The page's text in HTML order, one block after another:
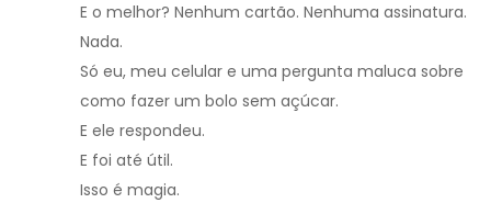
E o melhor? Nenhum cartão. Nenhuma assinatura.
Nada.
Só eu, meu celular e uma pergunta maluca sobre
como fazer um bolo sem açúcar.
E ele respondeu.
E foi até útil.
Isso é magia.